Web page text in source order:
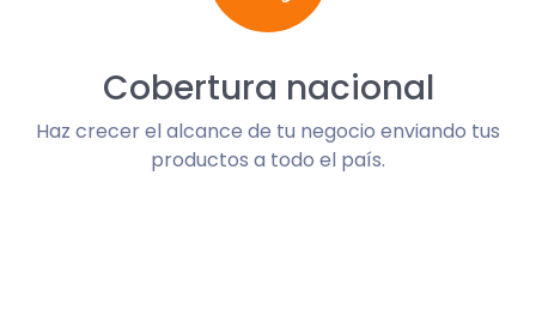
Cobertura nacional
Haz crecer el alcance de tu negocio enviando tus
productos a todo el país.